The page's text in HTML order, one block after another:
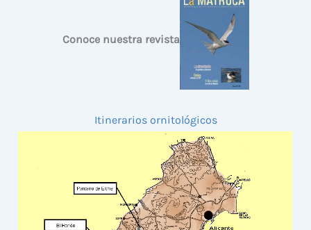
Conoce nuestra revista
Itinerarios ornitológicos